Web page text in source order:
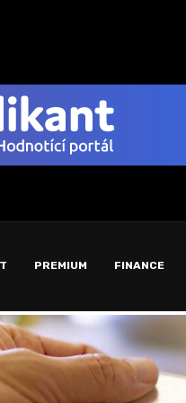
za...
PREMIUM FINANCE